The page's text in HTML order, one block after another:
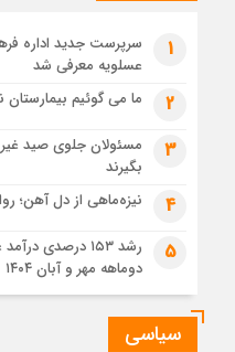
1 ماه قبل
زابل و بندر دیر در فهرست
زیر آتش تابستان
1
سرپرست جدید اداره
عسلویه معرفی شد
2 ما می گوئیم بیمارستان
3
مسئولان جلوی صید
بگیرند
4 نیزه‌ماهی از دل آهن؛
5
رشد ۱۵۳ درصدی
دوماهه مهر و آبان ۱۴۰۴
سیاسی